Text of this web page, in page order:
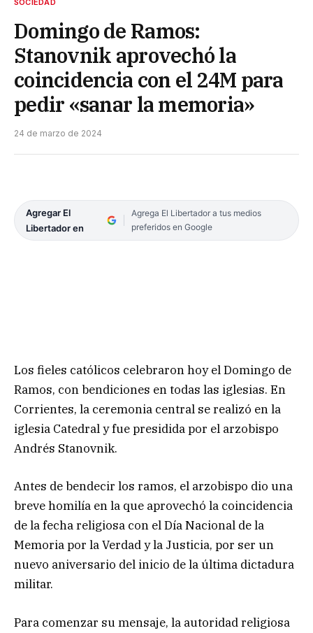
SOCIEDAD
Domingo de Ramos:
Stanovnik aprovechó la
coincidencia con el 24M para
pedir «sanar la memoria»
24 de marzo de 2024
Agregar El
Libertador en
Agrega El Libertador a tus medios
preferidos en Google
Los fieles católicos celebraron hoy el Domingo de
Ramos, con bendiciones en todas las iglesias. En
Corrientes, la ceremonia central se realizó en la
iglesia Catedral y fue presidida por el arzobispo
Andrés Stanovnik.
Antes de bendecir los ramos, el arzobispo dio una
breve homilía en la que aprovechó la coincidencia
de la fecha religiosa con el Día Nacional de la
Memoria por la Verdad y la Justicia, por ser un
nuevo aniversario del inicio de la última dictadura
militar.
Para comenzar su mensaje, la autoridad religiosa